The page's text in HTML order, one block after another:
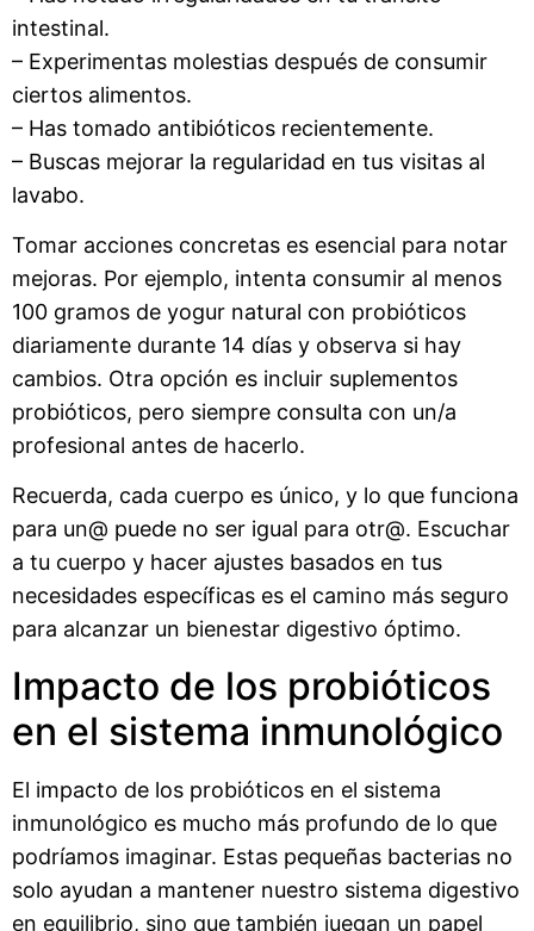
intestinal.
– Experimentas molestias después de consumir
ciertos alimentos.
– Has tomado antibióticos recientemente.
– Buscas mejorar la regularidad en tus visitas al
lavabo.
Tomar acciones concretas es esencial para notar
mejoras. Por ejemplo, intenta consumir al menos
100 gramos de yogur natural con probióticos
diariamente durante 14 días y observa si hay
cambios. Otra opción es incluir suplementos
probióticos, pero siempre consulta con un/a
profesional antes de hacerlo.
Recuerda, cada cuerpo es único, y lo que funciona
para un@ puede no ser igual para otr@. Escuchar
a tu cuerpo y hacer ajustes basados en tus
necesidades específicas es el camino más seguro
para alcanzar un bienestar digestivo óptimo.
Impacto de los probióticos
en el sistema inmunológico
El impacto de los probióticos en el sistema
inmunológico es mucho más profundo de lo que
podríamos imaginar. Estas pequeñas bacterias no
solo ayudan a mantener nuestro sistema digestivo
en equilibrio, sino que también juegan un papel